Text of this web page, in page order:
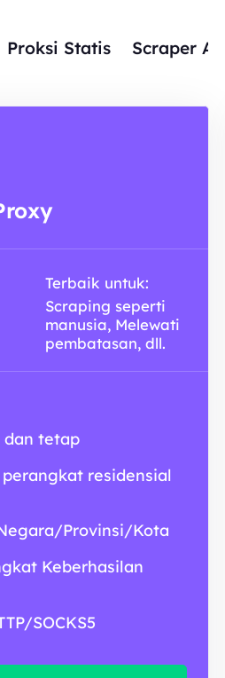
Proksi Statis Scraper
Terbaik untuk:
Scraping seperti
manusia, Melewati
pembatasan, dll.
dan tetap
residensial
Provinsi/Kota
Keberhasilan
SOCKS5